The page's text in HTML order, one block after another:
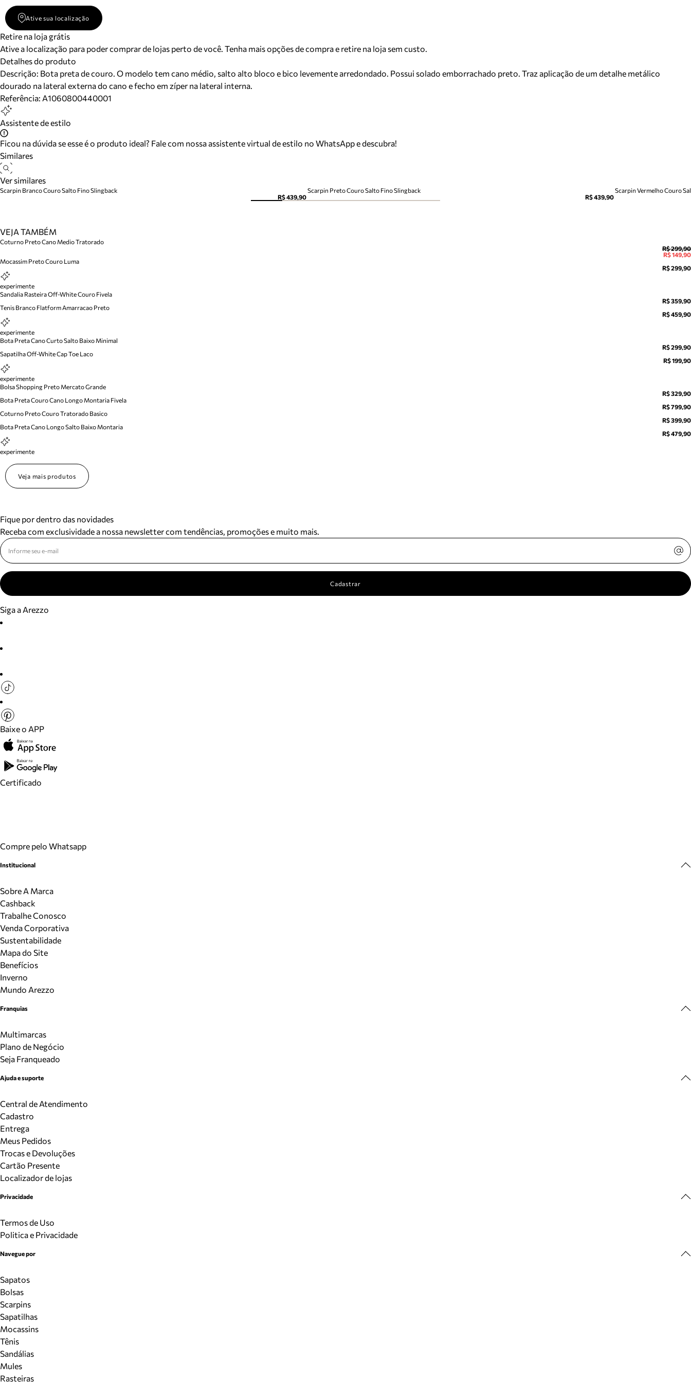
Ative sua localização
Retire na loja grátis
Ative a localização para poder comprar de lojas perto de você. Tenha mais opções de compra e retire na loja sem custo.
Detalhes do produto
Descrição: Bota preta de couro. O modelo tem cano médio, salto alto bloco e bico levemente arredondado. Possui solado emborrachado preto. Traz aplicação de um detalhe metálico
dourado na lateral externa do cano e fecho em zíper na lateral interna.
Referência: A1060800440001
Assistente de estilo
Ficou na dúvida se esse é o produto ideal? Fale com nossa assistente virtual de estilo no WhatsApp e descubra!
Similares
Ver similares
Scarpin Branco Couro Salto Fino Slingback
R$ 439,90
Scarpin Preto Couro Salto Fino Slingback
R$ 439,90
Scarpin Vermelho Couro
VEJA TAMBÉM
Coturno Preto Cano Medio Tratorado
R$ 299,90
R$ 149,90
Mocassim Preto Couro Luma
R$ 299,90
experimente
Sandalia Rasteira Off-White Couro Fivela
R$ 359,90
Tenis Branco Flatform Amarracao Preto
R$ 459,90
experimente
Bota Preta Cano Curto Salto Baixo Minimal
R$ 299,90
Sapatilha Off-White Cap Toe Laco
R$ 199,90
experimente
Bolsa Shopping Preto Mercato Grande
R$ 329,90
Bota Preta Couro Cano Longo Montaria Fivela
R$ 799,90
Coturno Preto Couro Tratorado Basico
R$ 399,90
Bota Preta Cano Longo Salto Baixo Montaria
R$ 479,90
experimente
Veja mais produtos
Fique por dentro das novidades
Receba com exclusividade a nossa newsletter com tendências, promoções e muito mais.
Cadastrar
Siga a Arezzo
Baixe o APP
Certificado
Compre pelo Whatsapp
Institucional
Sobre A Marca
Cashback
Trabalhe Conosco
Venda Corporativa
Sustentabilidade
Mapa do Site
Benefícios
Inverno
Mundo Arezzo
Franquias
Multimarcas
Plano de Negócio
Seja Franqueado
Ajuda e suporte
Central de Atendimento
Cadastro
Entrega
Meus Pedidos
Trocas e Devoluções
Cartão Presente
Localizador de lojas
Privacidade
Termos de Uso
Politica e Privacidade
Navegue por
Sapatos
Bolsas
Scarpins
Sapatilhas
Mocassins
Tênis
Sandálias
Mules
Rasteiras